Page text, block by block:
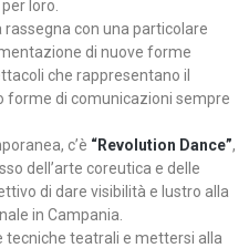
loro.
rassegna con una particolare
di nuove forme
che rappresentano il
forme di comunicazioni sempre
c’è “Revolution Dance”,
dell’arte coreutica e delle
di dare visibilità e lustro alla
in Campania.
tecniche teatrali e mettersi alla